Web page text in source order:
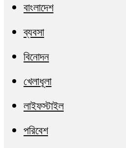
বাংলাদেশ
ব্যবসা
বিনোদন
খেলাধূলা
লাইফস্টাইল
পরিবেশ